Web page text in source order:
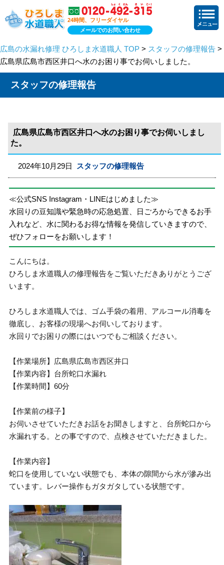
24時間、フリーダイヤル
メールでのお問い合わせ
広島の水漏れ修理 ひろしま水道職人 TOP > スタッフの修理報告 >
広島県広島市西区井口へ水のお困り事でお伺いしました。
スタッフの修理報告
広島県広島市西区井口へ水のお困り事でお伺いしまし
た。
2024年10月29日 スタッフの修理報告
≪公式SNS Instagram・LINEはじめました≫
水回りの豆知識や緊急時の応急処置、日ごろからできるお手
入れなど、水に関わるお得な情報を発信していきますので、
ぜひフォローをお願いします！
こんにちは。
ひろしま水道職人の修理報告をご覧いただきありがとうござ
います。
ひろしま水道職人では、ゴム手袋の着用、アルコール消毒を
徹底し、お客様の現場へお伺いしております。
水回りでお困りの際にはいつでもご相談ください。
【作業場所】広島県広島市西区井口
【作業内容】台所蛇口水漏れ
【作業時間】60分
【作業前の様子】
お伺いさせていただきお話をお聞きしますと、台所蛇口から
水漏れする。との事ですので、点検させていただきました。
【作業内容】
蛇口を使用していない状態でも、本体の隙間から水が滲み出
ています。レバー操作もガタガタしている状態です。